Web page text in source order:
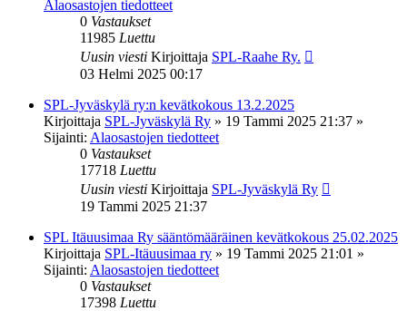
Alaosastojen tiedotteet
0 Vastaukset
11985 Luettu
Uusin viesti Kirjoittaja SPL-Raahe Ry.
03 Helmi 2025 00:17
SPL-Jyväskylä ry:n kevätkokous 13.2.2025
Kirjoittaja SPL-Jyväskylä Ry » 19 Tammi 2025 21:37 »
Sijainti: Alaosastojen tiedotteet
0 Vastaukset
17718 Luettu
Uusin viesti Kirjoittaja SPL-Jyväskylä Ry
19 Tammi 2025 21:37
SPL Itäuusimaa Ry sääntömääräinen kevätkokous 25.02.2025
Kirjoittaja SPL-Itäuusimaa ry » 19 Tammi 2025 21:01 »
Sijainti: Alaosastojen tiedotteet
0 Vastaukset
17398 Luettu